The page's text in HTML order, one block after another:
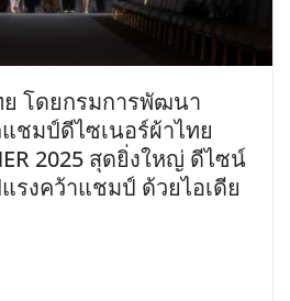
ย โดยกรมการพัฒนา
ชมป์ดีไซเนอร์ผ้าไทย
2025 สุดยิ่งใหญ่ ดีไซน์
รงคว้าแชมป์ ด้วยไอเดีย